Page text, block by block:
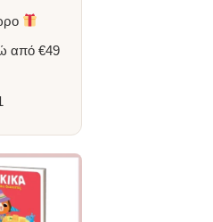
από €49